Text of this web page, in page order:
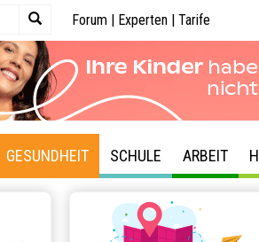
Forum | Experten | Tarife
GESUNDHEIT SCHULE ARBEIT